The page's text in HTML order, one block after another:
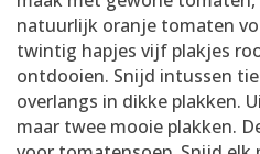
natuurlijk oranje tomaten
twintig hapjes vijf plakjes
ontdooien. Snijd intussen
overlangs in dikke plakken.
maar twee mooie plakken.